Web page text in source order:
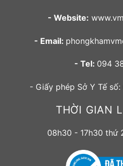
- Website:
- Email:
- Tel: 094
- Giấy phép Sở Y Tế
THỜI GIAN
08h30 - 17h30 thứ